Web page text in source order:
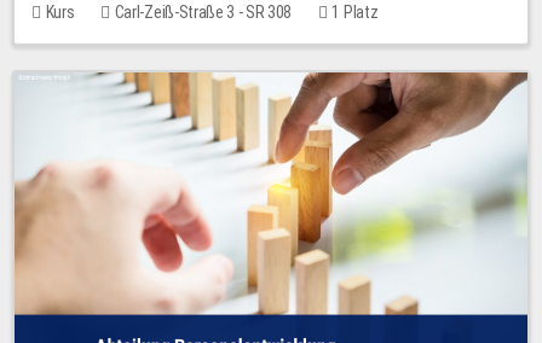
Kurs Carl-Zeiß-Straße 3 - SR 308 1 Platz